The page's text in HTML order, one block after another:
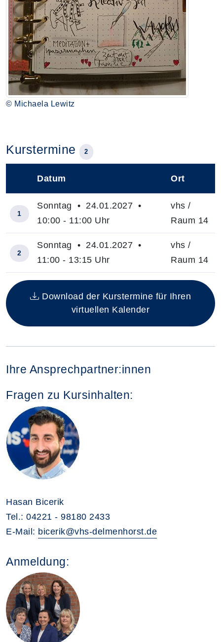
© Michaela Lewitz
Kurstermine 2
Insgesamt gibt es 2 Termine zum diesen Kurs
Datum Ort
1
Sonntag • 24.01.2027 •
10:00 - 11:00 Uhr
vhs /
Raum 14
2
Sonntag • 24.01.2027 •
11:00 - 13:15 Uhr
vhs /
Raum 14
Download der Kurstermine für Ihren
virtuellen Kalender
Ihre Ansprechpartner:innen
Fragen zu Kursinhalten:
Hasan Bicerik
Tel.: 04221 - 98180 2433
E-Mail: bicerik@vhs-delmenhorst.de
Anmeldung: